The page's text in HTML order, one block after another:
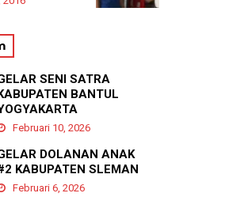
SENI SATRA
BANTUL
Februari 10, 2026
DOLANAN ANAK
KABUPATEN SLEMAN
Februari 6, 2026